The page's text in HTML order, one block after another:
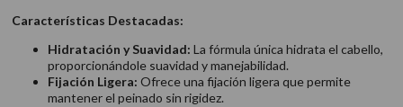
Características Destacadas:
Hidratación y Suavidad: La fórmula única hidrata el cabello,
proporcionándole suavidad y manejabilidad.
Fijación Ligera: Ofrece una fijación ligera que permite
mantener el peinado sin rigidez.